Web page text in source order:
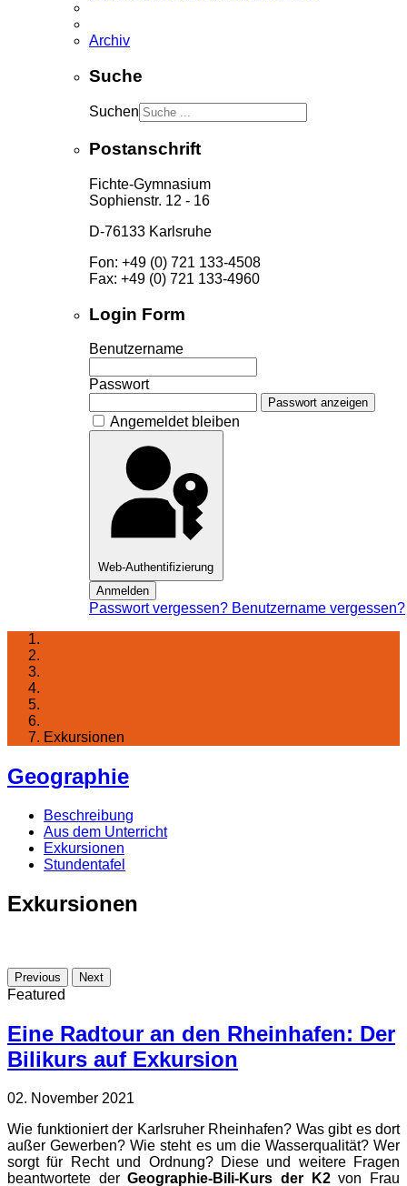
Archiv
Suche
Suchen
Postanschrift
Fichte-Gymnasium
Sophienstr. 12 - 16
D-76133 Karlsruhe
Fon: +49 (0) 721 133-4508
Fax: +49 (0) 721 133-4960
Login Form
Benutzername
Passwort
Passwort anzeigen
Angemeldet bleiben
Web-Authentifizierung
Anmelden
Passwort vergessen? Benutzername vergessen?
Exkursionen
Geographie
Beschreibung
Aus dem Unterricht
Exkursionen
Stundentafel
Exkursionen
Previous Next
Featured
Eine Radtour an den Rheinhafen: Der
Bilikurs auf Exkursion
02. November 2021
Wie funktioniert der Karlsruher Rheinhafen? Was gibt es dort
außer Gewerben? Wie steht es um die Wasserqualität? Wer
sorgt für Recht und Ordnung? Diese und weitere Fragen
beantwortete derGeographie-Bili-Kurs der K2von Frau